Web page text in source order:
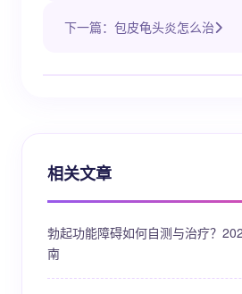
下一篇：包皮龟头炎怎么治
相关文章
勃起功能障碍如何自测与治疗？
南